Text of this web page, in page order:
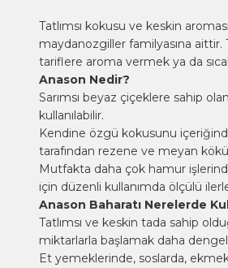
Tatlımsı kokusu ve keskin
maydanozgiller familyasına aittir.
tariflere aroma vermek ya da
Anason Nedir?
Sarımsı beyaz çiçeklere sahip
kullanılabilir.
Kendine özgü kokusunu
tarafından rezene ve meyan
Mutfakta daha çok hamur
için düzenli kullanımda ölçülü
Anason Baharatı Nerelerde
Tatlımsı ve keskin tada sahip
miktarlarla başlamak daha
Et yemeklerinde, soslarda,